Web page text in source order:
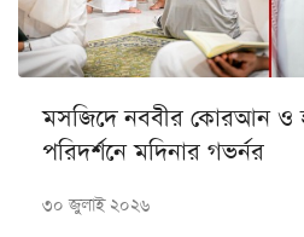
মসজিদে নববীর কোরআন ও
পরিদর্শনে মদিনার গভর্নর
৩০ জুলাই ২০২৬